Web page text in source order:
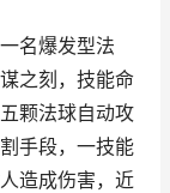
名爆发型法
之刻，技能命
颗法球自动攻
手段，一技能
造成伤害，近